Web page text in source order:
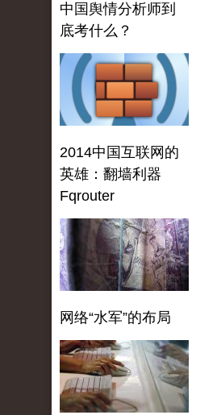
中国舆情分析师到
底考什么？
2014中国互联网的
英雄：翻墙利器
Fqrouter
网络“水军”的布局